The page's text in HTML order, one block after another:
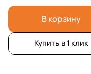
В корзину
Купить в 1 клик